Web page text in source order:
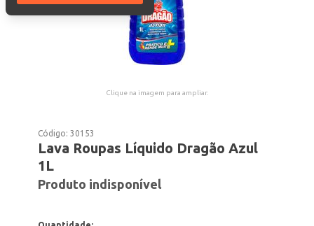
Clique na imagem para ampliar.
Código:30153
Lava Roupas Líquido Dragão Azul
1L
Produto indisponível